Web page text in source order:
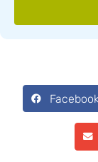
Facebook